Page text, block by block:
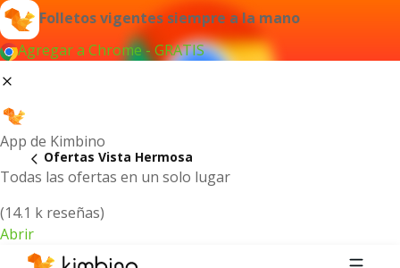
Folletos vigentes siempre a la mano
Agregar a Chrome - GRATIS
App de Kimbino
Todas las ofertas en un solo lugar
(14.1 k reseñas)
Abrir
Ofertas Vista Hermosa